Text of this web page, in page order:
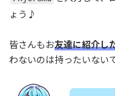
ょう♪
皆さんもお友達に紹介し
わないのは持ったいない